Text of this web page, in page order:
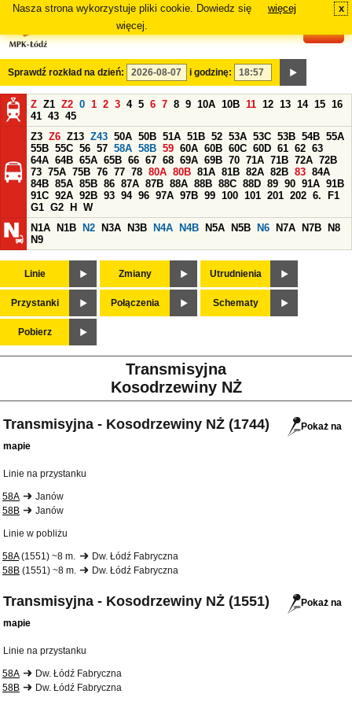
Nasza strona wykorzystuje pliki cookie. Dowiedz się
więcej.
więcej x
Sprawdź rozkład na dzień: i godzinę:
Z Z1 Z2 0 1 2 3 4 5 6 7 8 9 10A 10B 11 12 13 14 15 16
41 43 45
Z3 Z6 Z13 Z43 50A 50B 51A 51B 52 53A 53C 53B 54B 55A
55B 55C 56 57 58A 58B 59 60A 60B 60C 60D 61 62 63
64A 64B 65A 65B 66 67 68 69A 69B 70 71A 71B 72A 72B
73 75A 75B 76 77 78 80A 80B 81A 81B 82A 82B 83 84A
84B 85A 85B 86 87A 87B 88A 88B 88C 88D 89 90 91A 91B
91C 92A 92B 93 94 96 97A 97B 99 100 101 201 202 6.
F1
G1 G2 H
W
N1A
N1B N2 N3A N3B N4A N4B N5A N5B N6 N7A N7B
N8
N9
Linie Zmiany Utrudnienia
Przystanki Połączenia Schematy
Pobierz
Transmisyjna
Kosodrzewiny NŻ
Transmisyjna - Kosodrzewiny NŻ (1744)
Pokaż na
mapie
Linie na przystanku
58A
Janów
58B
Janów
Linie w pobliżu
58A(1551) ~8 m.
Dw. Łódź Fabryczna
58B (1551) ~8 m. Dw. Łódź Fabryczna
Transmisyjna - Kosodrzewiny NŻ (1551)
Pokaż na
mapie
Linie na przystanku
58A
Dw. Łódź Fabryczna
58B
Dw. Łódź Fabryczna